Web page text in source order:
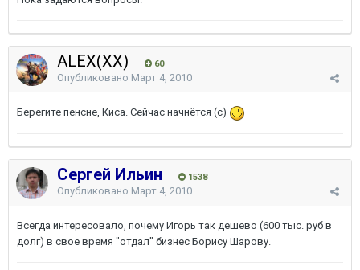
ALEX(XX) 60
Опубликовано Март 4, 2010
Берегите пенсне, Киса. Сейчас начнётся (с)
Сергей Ильин 1538
Опубликовано Март 4, 2010
Всегда интересовало, почему Игорь так дешево (600 тыс. руб в
долг) в свое время "отдал" бизнес Борису Шарову.